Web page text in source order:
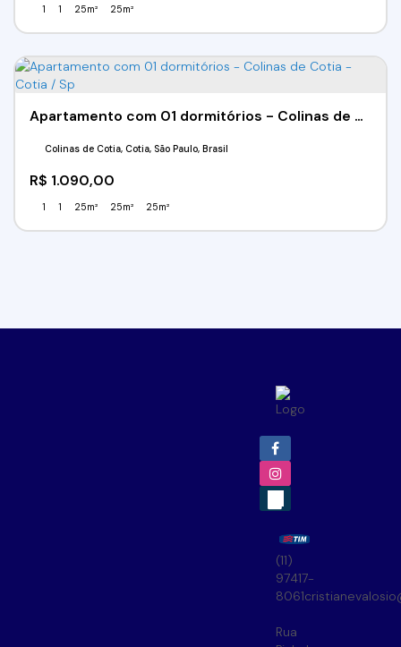
1 1 25m² 25m²
Apartamento com 01 dormitórios - Colinas de Cotia - Cotia / Sp
R$ 1.090,00
Colinas de Cotia, Cotia, São Paulo, Brasil
1 1 25m² 25m² 25m²
(11)
97417-
8061
Rua